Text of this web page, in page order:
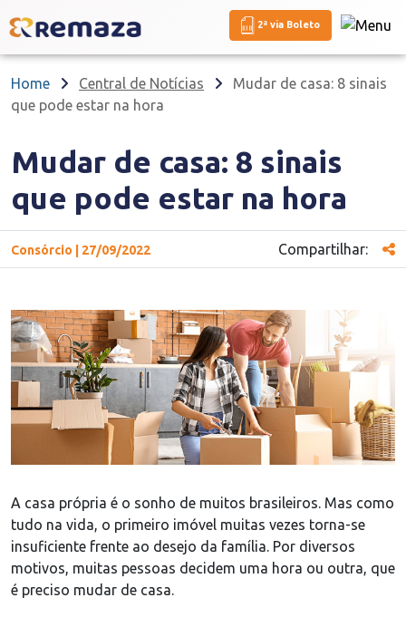
2ª via Boleto
Home Central de Notícias
Mudar de casa: 8 sinais
que pode estar na hora
Mudar de casa: 8 sinais
que pode estar na hora
Consórcio | 27/09/2022 Compartilhar:
A casa própria é o sonho de muitos brasileiros. Mas como
tudo na vida, o primeiro imóvel muitas vezes torna-se
insuficiente frente ao desejo da família. Por diversos
motivos, muitas pessoas decidem uma hora ou outra, que
é preciso mudar de casa.